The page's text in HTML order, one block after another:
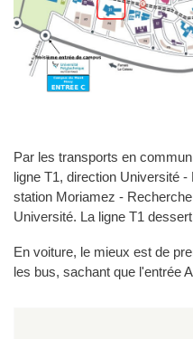
Par les transports en
ligne T1, direction Université
station Moriamez -
Université. La ligne T1
En voiture, le mieux est de
les bus, sachant que l'entrée